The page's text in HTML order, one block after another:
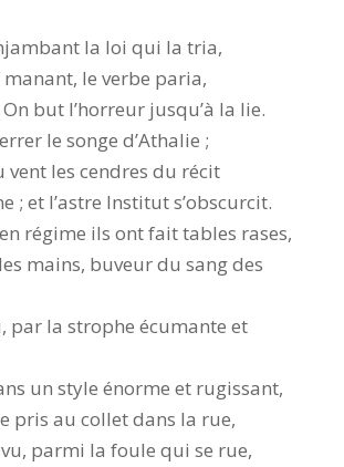
la loi qui la tria,
le verbe paria,
but l’horreur jusqu’à la lie.
le songe d’Athalie ;
vent les cendres du récit
; et l’astre Institut s’obscurcit.
régime ils ont fait tables rases,
mains, buveur du sang des
par la strophe écumante et
un style énorme et rugissant,
pris au collet dans la rue,
parmi la foule qui se rue,